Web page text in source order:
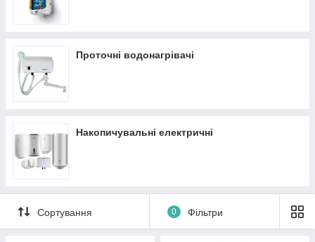
Проточні водонагрівачі
Накопичувальні електричні
Сортування 0 Фільтри